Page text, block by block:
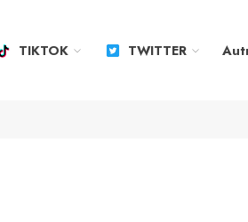
TIKTOK TWITTER